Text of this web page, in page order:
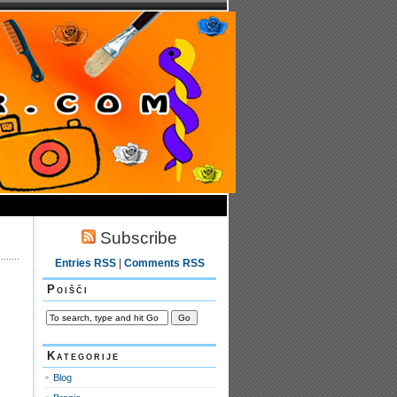
Subscribe
Entries RSS| Comments RSS
Poišči
Kategorije
Blog